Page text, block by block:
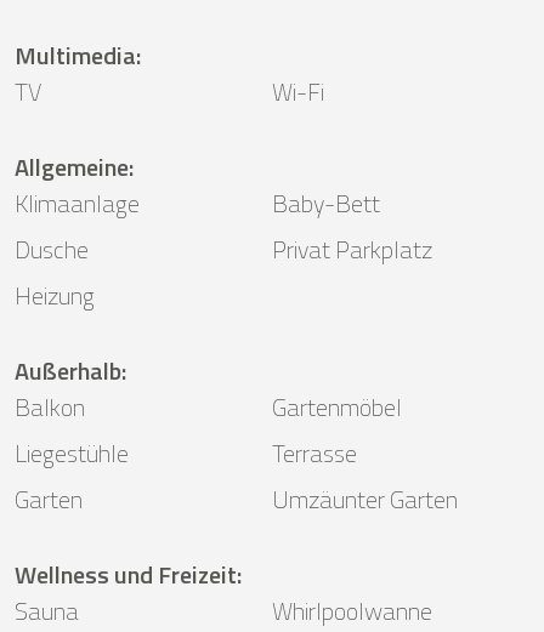
Multimedia:
TV
Wi-Fi
Allgemeine:
Klimaanlage
Baby-Bett
Dusche
Privat Parkplatz
Heizung
Außerhalb:
Balkon
Gartenmöbel
Liegestühle
Terrasse
Garten
Umzäunter Garten
Wellness und Freizeit:
Sauna
Whirlpoolwanne